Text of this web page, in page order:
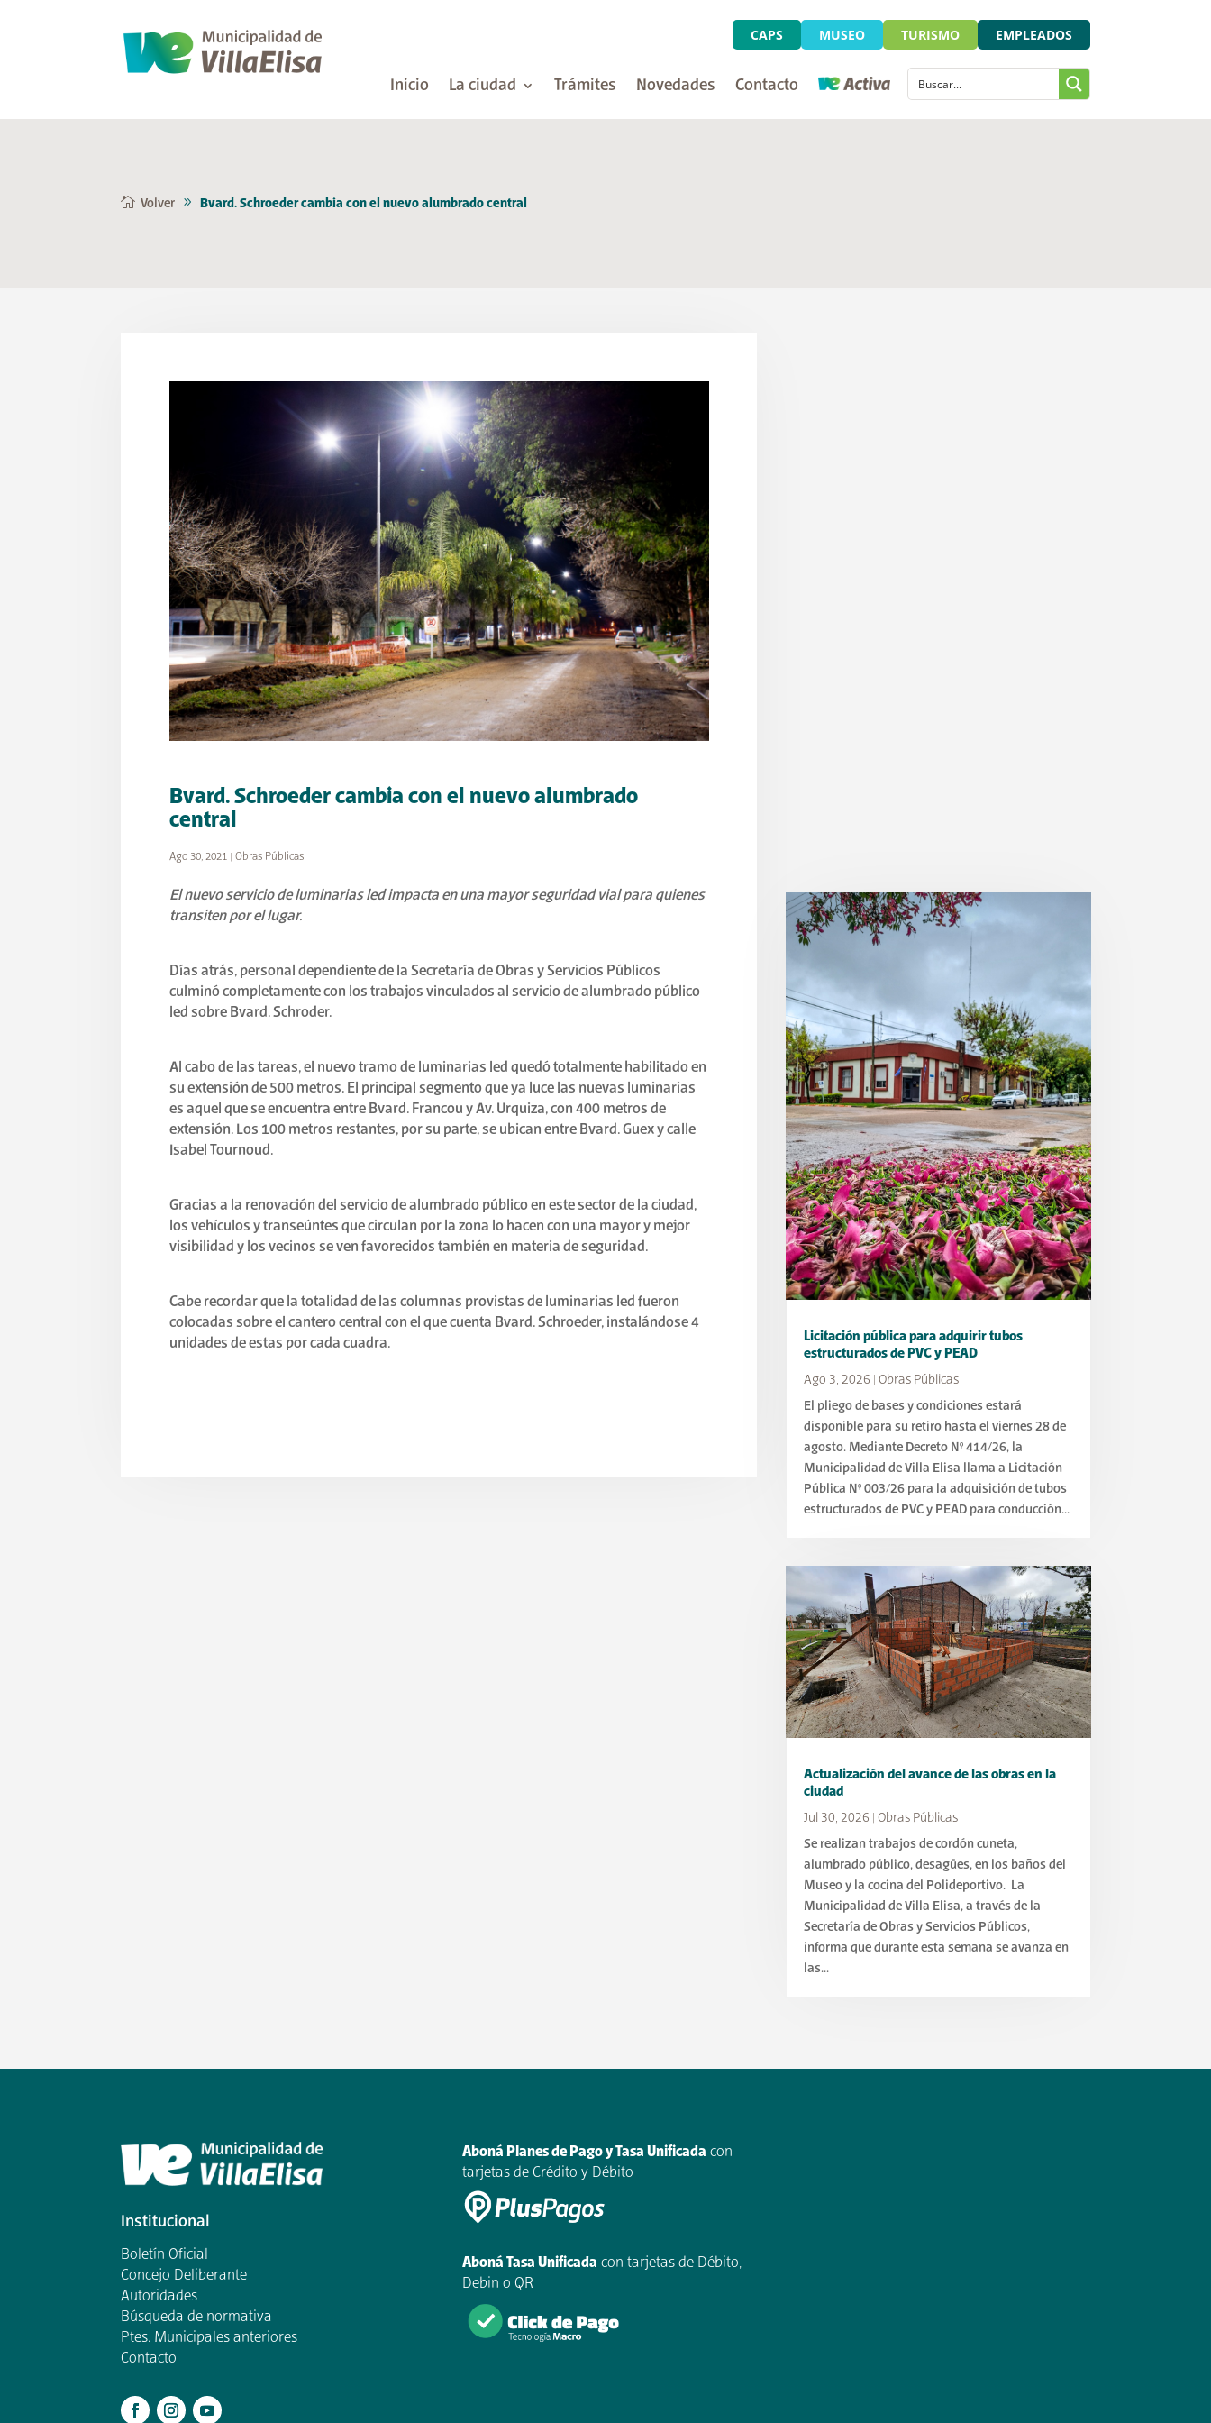
CAPS MUSEO TURISMO EMPLEADOS
Inicio La ciudad Trámites Novedades Contacto
Volver Bvard. Schroeder cambia con el nuevo alumbrado central
Bvard. Schroeder cambia con el nuevo alumbrado
central
Ago 30, 2021 |Obras Públicas
El nuevo servicio de luminarias led impacta en una mayor seguridad vial para quienes
transiten por el lugar.
Días atrás, personal dependiente de la Secretaría de Obras y Servicios Públicos
culminó completamente con los trabajos vinculados al servicio de alumbrado público
led sobre Bvard. Schroder.
Al cabo de las tareas, el nuevo tramo de luminarias led quedó totalmente habilitado en
su extensión de 500 metros. El principal segmento que ya luce las nuevas luminarias
es aquel que se encuentra entre Bvard. Francou y Av. Urquiza, con 400 metros de
extensión. Los 100 metros restantes, por su parte, se ubican entre Bvard. Guex y calle
Isabel Tournoud.
Gracias a la renovación del servicio de alumbrado público en este sector de la ciudad,
los vehículos y transeúntes que circulan por la zona lo hacen con una mayor y mejor
visibilidad y los vecinos se ven favorecidos también en materia de seguridad.
Cabe recordar que la totalidad de las columnas provistas de luminarias led fueron
colocadas sobre el cantero central con el que cuenta Bvard. Schroeder, instalándose 4
unidades de estas por cada cuadra.
Licitación pública para adquirir tubos
estructurados de PVC y PEAD
Ago 3, 2026
Obras Públicas
El pliego de bases y condiciones estará
disponible para su retiro hasta el viernes 28 de
agosto. Mediante Decreto N° 414/26, la
Municipalidad de Villa Elisa llama a Licitación
Pública N° 003/26 para la adquisición de tubos
estructurados de PVC y PEAD para conducción...
Actualización del avance de las obras en la
ciudad
Jul 30, 2026
Obras Públicas
Se realizan trabajos de cordón cuneta,
alumbrado público, desagües, en los baños del
Museo y la cocina del Polideportivo. La
Municipalidad de Villa Elisa, a través de la
Secretaría de Obras y Servicios Públicos,
informa que durante esta semana se avanza en
las...
Institucional
Boletín Oficial
Concejo Deliberante
Autoridades
Búsqueda de normativa
Ptes. Municipales anteriores
Contacto
Aboná Planes de Pago y Tasa Unificada con
tarjetas de Crédito y Débito
Aboná Tasa Unificada con tarjetas de Débito,
Debin o QR